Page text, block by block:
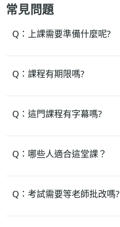
常見問題
Q： 上課需要準備什麼呢?
Q： 課程有期限嗎?
Q： 這門課程有字幕嗎?
Q： 哪些人適合這堂課？
Q： 考試需要等老師批改嗎?